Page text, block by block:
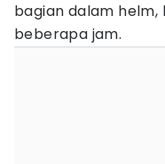
bagian dalam helm,
beberapa jam.